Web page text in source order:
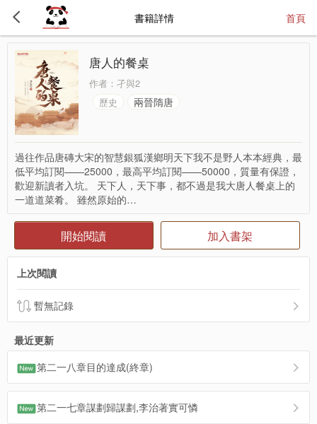
書籍詳情 首頁
唐人的餐桌
作者： 孑與2
歷史
兩晉隋唐
過往作品唐磚大宋的智慧銀狐漢鄉明天下我不是野人本本經典，最
低平均訂閱——25000，最高平均訂閱——50000，質量有保證，
歡迎新讀者入坑。 天下人，天下事，都不過是我大唐人餐桌上的
一道道菜肴。 雖然原始的…
開始閱讀 加入書架
上次閱讀
暫無記錄
最近更新
第二一八章目的達成(終章)
第二一七章謀劃歸謀劃,李治著實可憐